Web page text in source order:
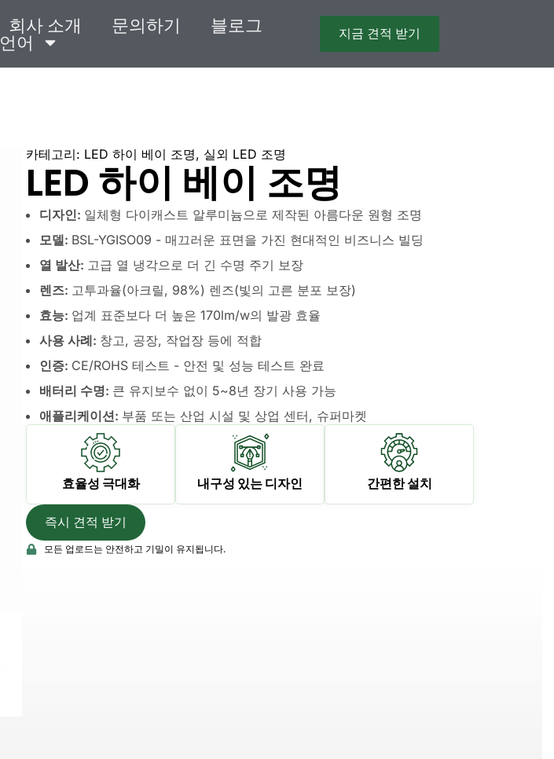
회사 소개 문의하기
블로그
언어
지금 견적 받기
카테고리: LED 하이 베이 조명, 실외 LED 조명
LED 하이 베이 조명
디자인: 일체형 다이캐스트 알루미늄으로 제작된 아름다운 원형 조명
모델: BSL-YGISO09 - 매끄러운 표면을 가진 현대적인 비즈니스 빌딩
열 발산: 고급 열 냉각으로 더 긴 수명 주기 보장
렌즈: 고투과율(아크릴, 98%) 렌즈(빛의 고른 분포 보장)
효능: 업계 표준보다 더 높은 170lm/w의 발광 효율
사용 사례: 창고, 공장, 작업장 등에 적합
인증: CE/ROHS 테스트 - 안전 및 성능 테스트 완료
배터리 수명: 큰 유지보수 없이 5~8년 장기 사용 가능
애플리케이션: 부품 또는 산업 시설 및 상업 센터, 슈퍼마켓
효율성 극대화 내구성 있는 디자인 간편한 설치
즉시 견적 받기
모든 업로드는 안전하고 기밀이 유지됩니다.